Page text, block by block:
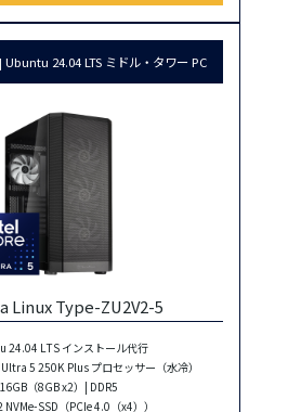
24.04 LTS ミドル・タワー PC
Linux Type-ZU2V2-5
24.04 LTS インストール代行
5 250K Plus プロセッサー（水冷）
16GB（8GB x2）| DDR5
NVMe-SSD（PCIe 4.0（x4））